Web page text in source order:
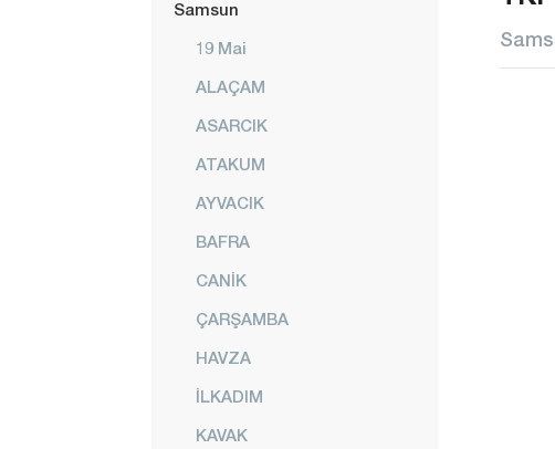
Samsun
19 Mai
ALAÇAM
ASARCIK
ATAKUM
AYVACIK
BAFRA
CANİK
ÇARŞAMBA
HAVZA
İLKADIM
KAVAK